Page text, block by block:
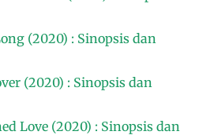
(2020) : Sinopsis dan
(2020) : Sinopsis dan
Love (2020) : Sinopsis dan